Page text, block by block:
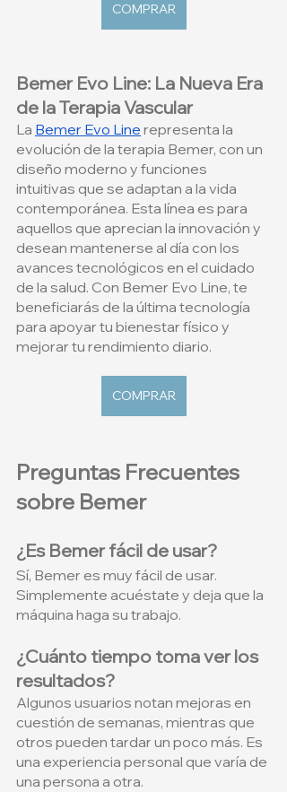
COMPRAR
Bemer Evo Line: La Nueva Era
de la Terapia Vascular
La Bemer Evo Line representa la
evolución de la terapia Bemer, con un
diseño moderno y funciones
intuitivas que se adaptan a la vida
contemporánea. Esta línea es para
aquellos que aprecian la innovación y
desean mantenerse al día con los
avances tecnológicos en el cuidado
de la salud. Con Bemer Evo Line, te
beneficiarás de la última tecnología
para apoyar tu bienestar físico y
mejorar tu rendimiento diario.
COMPRAR
Preguntas Frecuentes
sobre Bemer
¿Es Bemer fácil de usar?
Sí, Bemer es muy fácil de usar.
Simplemente acuéstate y deja que la
máquina haga su trabajo.
¿Cuánto tiempo toma ver los
resultados?
Algunos usuarios notan mejoras en
cuestión de semanas, mientras que
otros pueden tardar un poco más. Es
una experiencia personal que varía de
una persona a otra.